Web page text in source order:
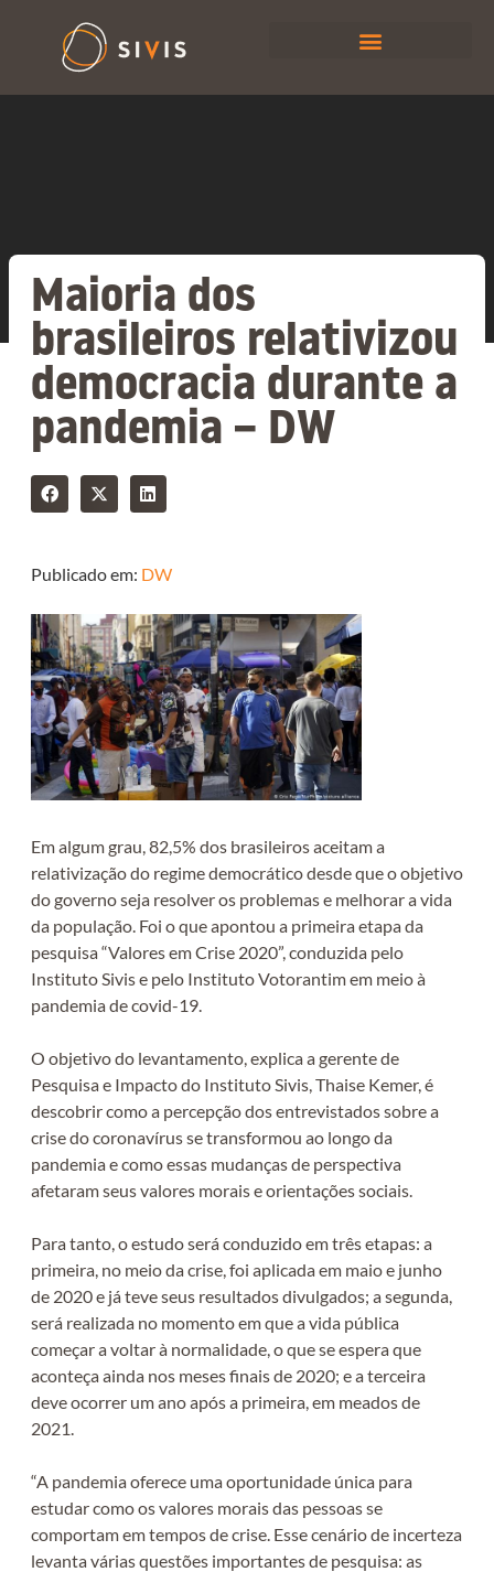
Maioria dos
brasileiros relativizou
democracia durante a
pandemia – DW
Publicado em: DW
Em algum grau, 82,5% dos brasileiros aceitam a
relativização do regime democrático desde que o objetivo
do governo seja resolver os problemas e melhorar a vida
da população. Foi o que apontou a primeira etapa da
pesquisa “Valores em Crise 2020”, conduzida pelo
Instituto Sivis e pelo Instituto Votorantim em meio à
pandemia de covid-19.
O objetivo do levantamento, explica a gerente de
Pesquisa e Impacto do Instituto Sivis, Thaise Kemer, é
descobrir como a percepção dos entrevistados sobre a
crise do coronavírus se transformou ao longo da
pandemia e como essas mudanças de perspectiva
afetaram seus valores morais e orientações sociais.
Para tanto, o estudo será conduzido em três etapas: a
primeira, no meio da crise, foi aplicada em maio e junho
de 2020 e já teve seus resultados divulgados; a segunda,
será realizada no momento em que a vida pública
começar a voltar à normalidade, o que se espera que
aconteça ainda nos meses finais de 2020; e a terceira
deve ocorrer um ano após a primeira, em meados de
2021.
“A pandemia oferece uma oportunidade única para
estudar como os valores morais das pessoas se
comportam em tempos de crise. Esse cenário de incerteza
levanta várias questões importantes de pesquisa: as